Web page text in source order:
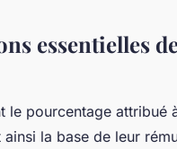
essentielles
le pourcentage attribué
la base de leur